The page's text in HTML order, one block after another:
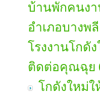
บ้านพักคนงา
อำเภอบางพ
โรงงานโกดั
ติดต่อคุณฉุย
โกดังใหม่ใ